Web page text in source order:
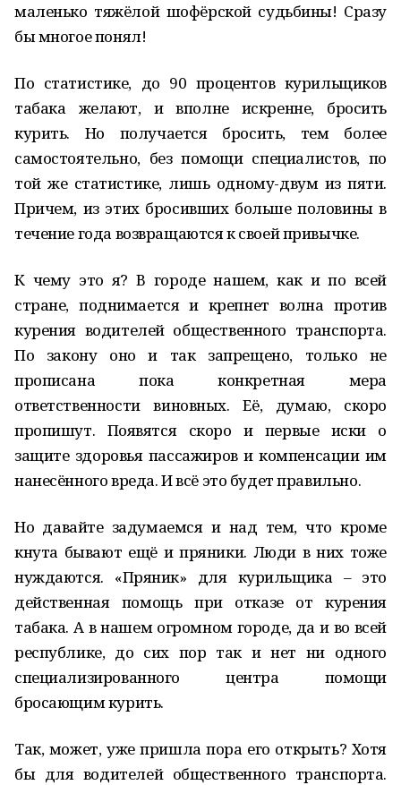
маленько тяжёлой шофёрской судьбины! Сразу
бы многое понял!
По статистике, до 90 процентов курильщиков
табака желают, и вполне искренне, бросить
курить. Но получается бросить, тем более
самостоятельно, без помощи специалистов, по
той же статистике, лишь одному-двум из пяти.
Причем, из этих бросивших больше половины в
течение года возвращаются к своей привычке.
К чему это я? В городе нашем, как и по всей
стране, поднимается и крепнет волна против
курения водителей общественного транспорта.
По закону оно и так запрещено, только не
прописана пока конкретная мера
ответственности виновных. Её, думаю, скоро
пропишут. Появятся скоро и первые иски о
защите здоровья пассажиров и компенсации им
нанесённого вреда. И всё это будет правильно.
Но давайте задумаемся и над тем, что кроме
кнута бывают ещё и пряники. Люди в них тоже
нуждаются. «Пряник» для курильщика – это
действенная помощь при отказе от курения
табака. А в нашем огромном городе, да и во всей
республике, до сих пор так и нет ни одного
специализированного центра помощи
бросающим курить.
Так, может, уже пришла пора его открыть? Хотя
бы для водителей общественного транспорта.